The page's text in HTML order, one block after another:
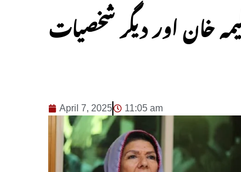
خان اور دیگر شخصیات
April 7, 2025 11:05 am